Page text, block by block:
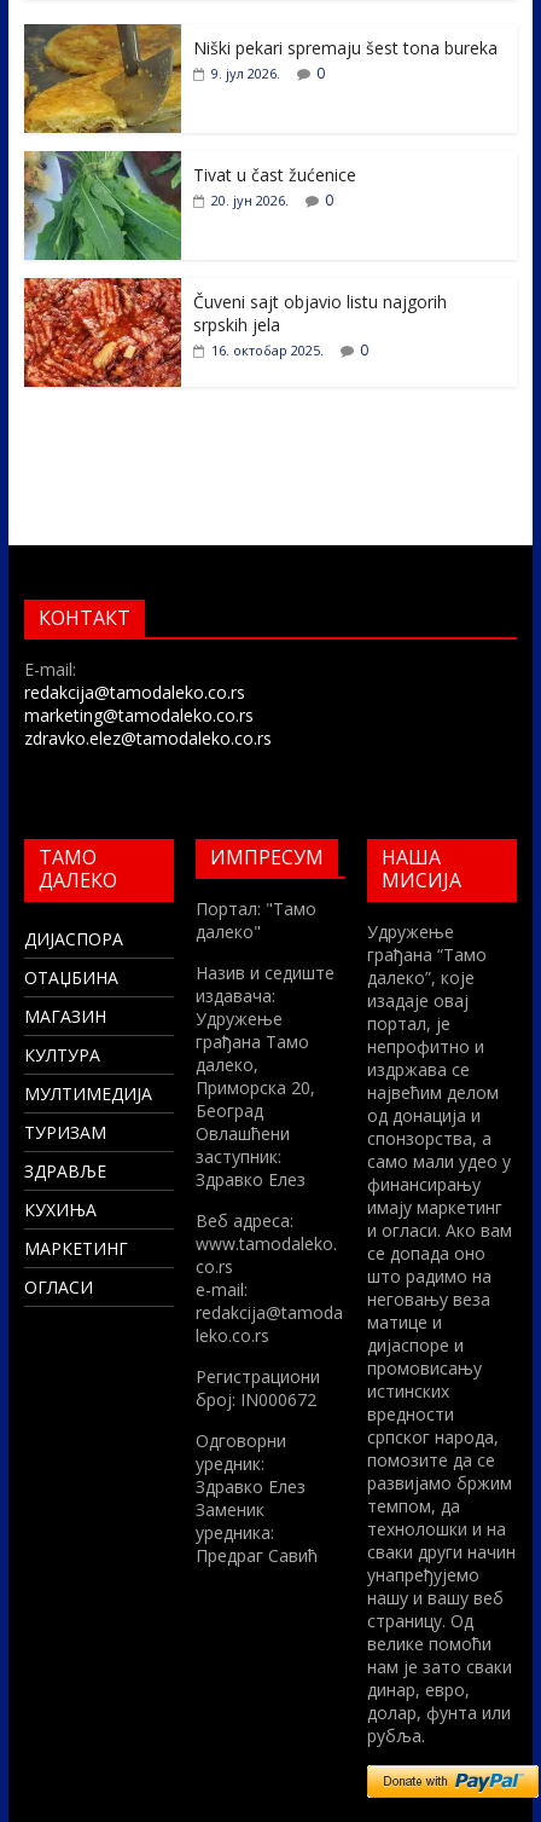
e
b
o
o
k
itt
er e
er
e
Niški pekari spremaju šest tona bureka
9. јул 2026. 0
Tivat u čast žućenice
20. јун 2026. 0
Čuveni sajt objavio listu najgorih
srpskih jela
16. октобар 2025. 0
КОНТАКТ
E-mail:
redakcija@tamodaleko.co.rs
marketing@tamodaleko.co.rs
zdravko.elez@tamodaleko.co.rs
ТАМО
ДАЛЕКО
ДИЈАСПОРА
ОТАЏБИНА
МАГАЗИН
КУЛТУРА
МУЛТИМЕДИЈА
ТУРИЗАМ
ЗДРАВЉЕ
КУХИЊА
МАРКЕТИНГ
ОГЛАСИ
ИМПРЕСУМ
Портал: "Тамо
далеко"
Назив и седиште
издавача:
Удружење
грађана Тамо
далеко,
Приморска 20,
Београд
Овлашћени
заступник:
Здравко Елез
Вeб адреса:
www.tamodaleko.
co.rs
e-mail:
redakcija@tamoda
leko.co.rs
Регистрациони
број: IN000672
Одговорни
уредник:
Здравко Елез
Заменик
уредника:
Предраг Савић
НАША
МИСИЈА
Удружење
грађана “Тамо
далеко”, које
изадаје овај
портал, је
непрофитно и
издржава се
највећим делом
од донација и
спонзорства, а
само мали удео у
финансирању
имају маркетинг
и огласи. Ако вам
се допада оно
што радимо на
неговању веза
матице и
дијаспоре и
промовисању
истинских
вредности
српског народа,
помозите да се
развијамо бржим
темпом, да
технолошки и на
сваки други начин
унапређујемо
нашу и вашу веб
страницу. Од
велике помоћи
нам је зато сваки
динар, евро,
долар, фунта или
рубља.